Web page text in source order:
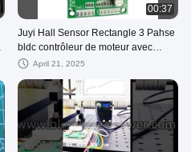
00:37
Juyi Hall Sensor Rectangle 3 Pahse
bldc contrôleur de moteur avec
support technique
April 21, 2025